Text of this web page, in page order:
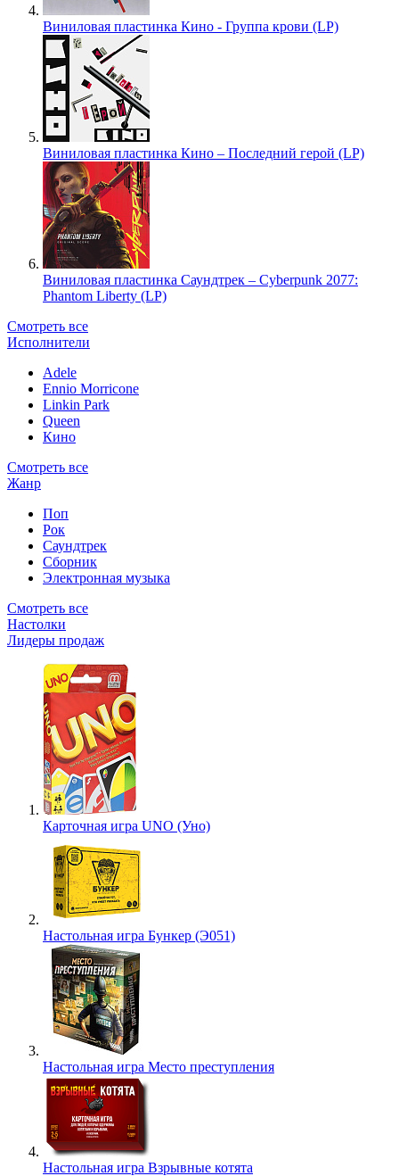
Виниловая пластинка Кино - Группа крови (LP)
Виниловая пластинка Кино – Последний герой (LP)
Виниловая пластинка Саундтрек – Cyberpunk 2077:
Phantom Liberty (LP)
Смотреть все
Исполнители
Adele
Ennio Morricone
Linkin Park
Queen
Кино
Смотреть все
Жанр
Поп
Рок
Саундтрек
Сборник
Электронная музыка
Смотреть все
Настолки
Лидеры продаж
Карточная игра UNO (Уно)
Настольная игра Бункер (Э051)
Настольная игра Место преступления
Настольная игра Взрывные котята